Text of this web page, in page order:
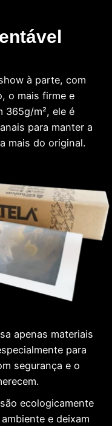
à parte, com
o mais firme e
365g/m², ele é
para manter a
mais do original.
apenas materiais
para
segurança e o
ecologicamente
e deixam